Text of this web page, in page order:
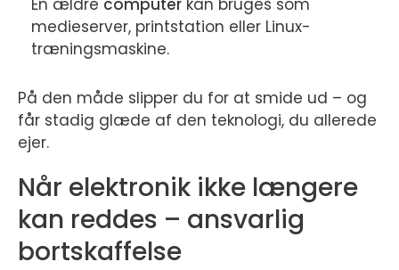
En ældre computer kan bruges som
medieserver, printstation eller Linux-
træningsmaskine.
På den måde slipper du for at smide ud – og
får stadig glæde af den teknologi, du allerede
ejer.
Når elektronik ikke længere
kan reddes – ansvarlig
bortskaffelse